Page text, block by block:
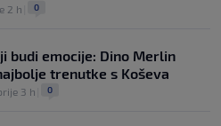
2 h 0
budi emocije: Dino Merlin
trenutke s Koševa
3 h 0